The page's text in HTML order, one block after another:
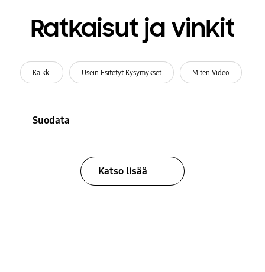
Ratkaisut ja vinkit
Kaikki Usein Esitetyt Kysymykset Miten Video
Suodata
Katso lisää